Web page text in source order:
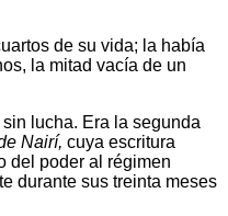
de su vida; la había
la mitad vacía de un
lucha. Era la segunda
Nairí, cuya escritura
del poder al régimen
durante sus treinta meses